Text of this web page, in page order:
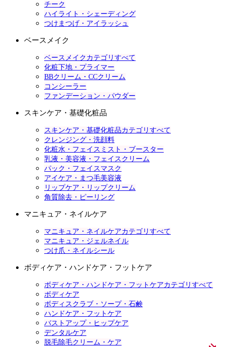
チーク
ハイライト・シェーディング
つけまつげ・アイラッシュ
ベースメイク
ベースメイクカテゴリすべて
化粧下地・プライマー
BBクリーム・CCクリーム
コンシーラー
ファンデーション・パウダー
スキンケア・基礎化粧品
スキンケア・基礎化粧品カテゴリすべて
クレンジング・洗顔料
化粧水・フェイスミスト・ブースター
乳液・美容液・フェイスクリーム
パック・フェイスマスク
アイケア・まつ毛美容液
リップケア・リップクリーム
角質除去・ピーリング
マニキュア・ネイルケア
マニキュア・ネイルケアカテゴリすべて
マニキュア・ジェルネイル
つけ爪・ネイルシール
ボディケア・ハンドケア・フットケア
ボディケア・ハンドケア・フットケアカテゴリすべて
ボディケア
ボディスクラブ・ソープ・石鹸
ハンドケア・フットケア
バストアップ・ヒップケア
デンタルケア
脱毛除毛クリーム・ケア